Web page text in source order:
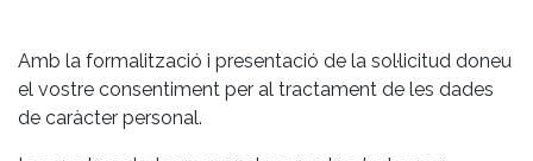
Amb la formalització i presentació de la sol·licitud doneu
el vostre consentiment per al tractament de les dades
de caràcter personal.